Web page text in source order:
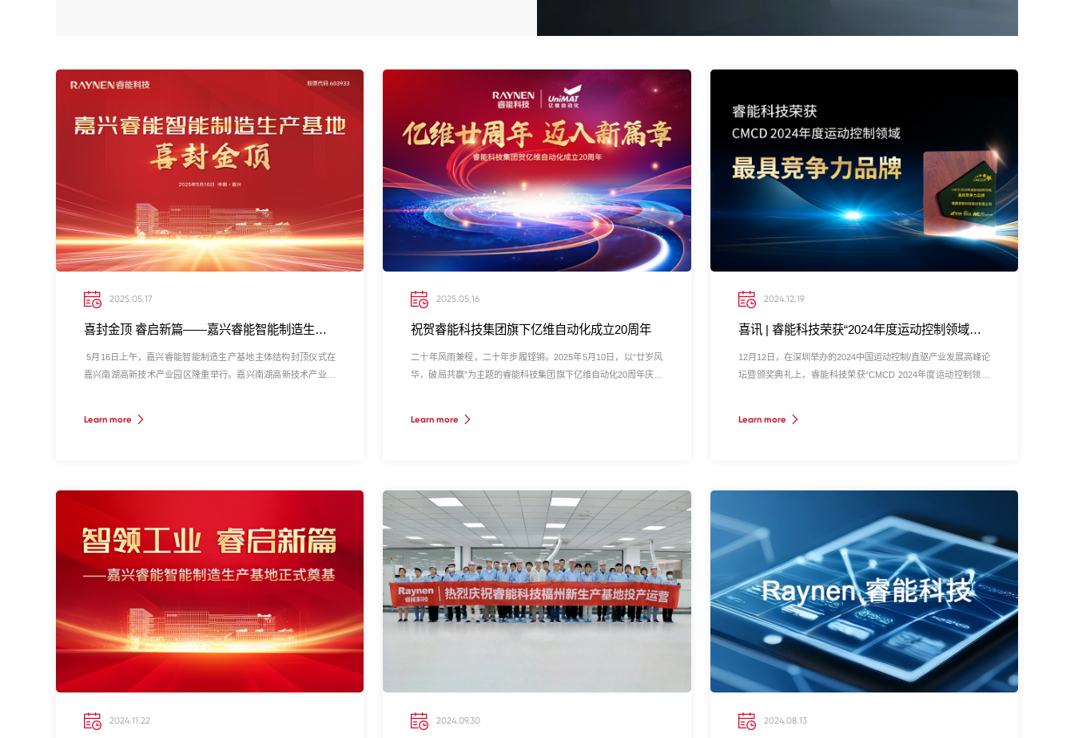
2025.05.17
喜封金顶 睿启新篇——嘉兴睿能智能制造生产基地封顶
5月16日上午，嘉兴睿能智能制造生产基地主体结构封顶仪式在
嘉兴南湖高新技术产业园区隆重举行。嘉兴南湖高新技术产业园
Learn more
2025.05.16
祝贺睿能科技集团旗下亿维自动化成立20周年
二十年风雨兼程，二十年步履铿锵。2025年5月10日，以“廿岁风
华，破局共赢”为主题的睿能科技集团旗下亿维自动化20周年庆典
Learn more
2024.12.19
喜讯 | 睿能科技荣获“2024年度运动控制领域最具竞争力品...
12月12日，在深圳举办的2024中国运动控制/直驱产业发展高峰论
坛暨颁奖典礼上，睿能科技荣获“CMCD 2024年度运动控制领域
Learn more
2024.11.22 2024.09.30 2024.08.13